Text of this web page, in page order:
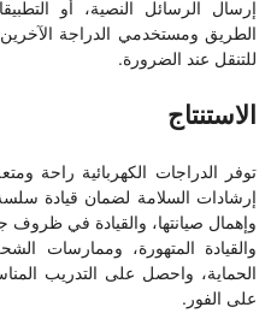
إرسال الرسائل النصية، أو
الطريق ومستخدمي الدراجة
للتنقل عند الضرورة.
الاستنتاج
توفر الدراجات الكهربائية راحة
إرشادات السلامة لضمان قيادة
وإهمال صيانتها، والقيادة في ظروف
والقيادة المتهورة، وممارسات
الحماية، واحصل على التدريب
على الفور.